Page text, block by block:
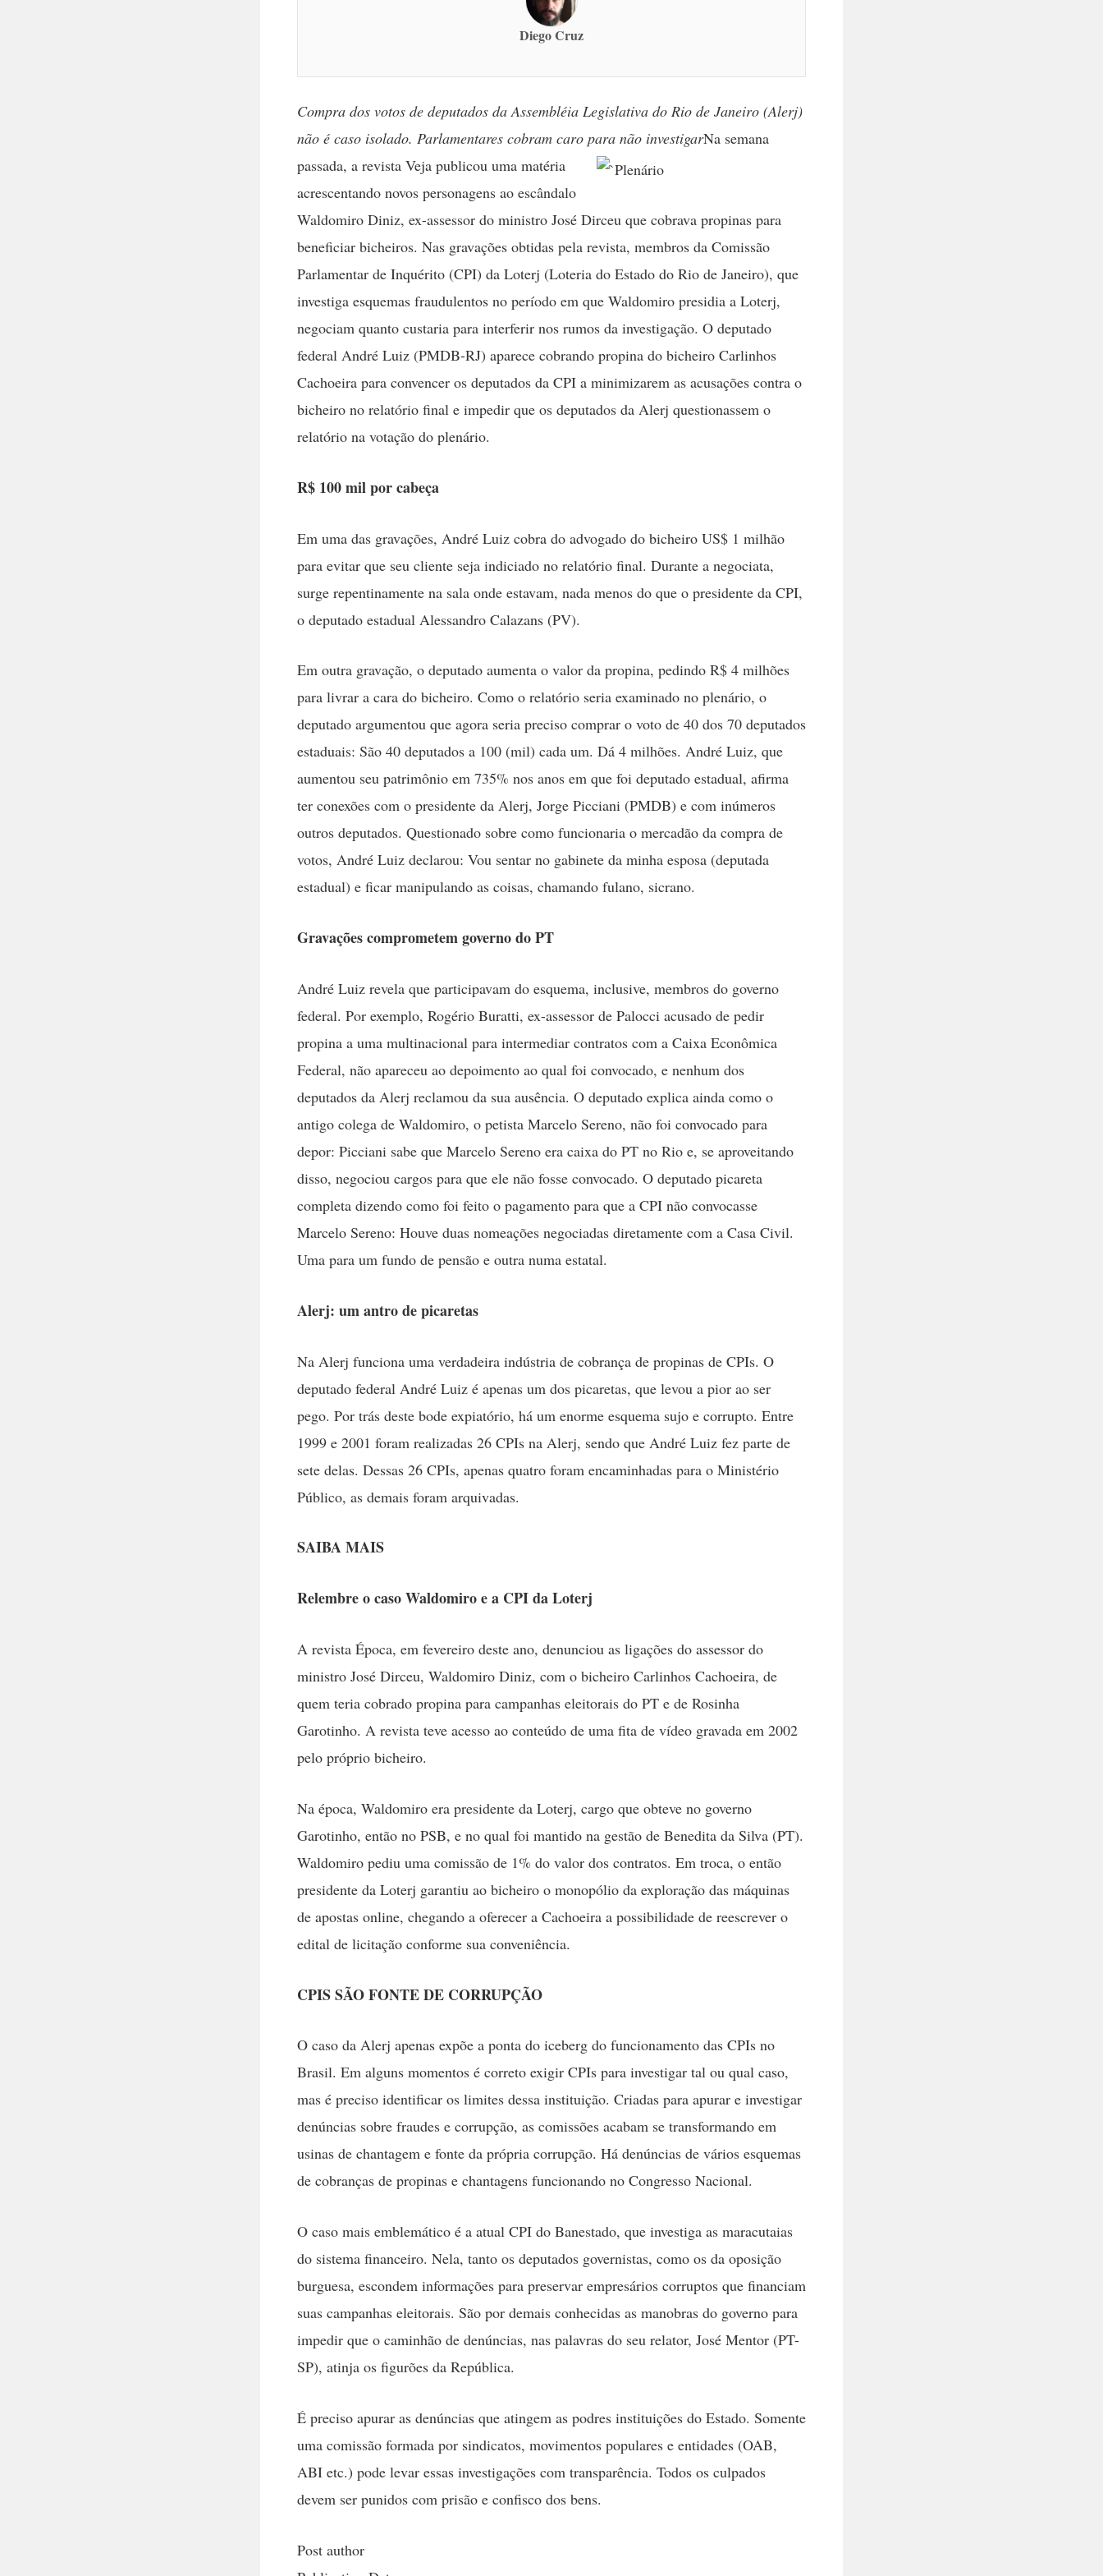
Diego Cruz
Compra dos votos de deputados da Assembléia Legislativa do Rio de Janeiro (Alerj)
não é caso isolado. Parlamentares cobram caro para não investigarNa semana
passada, a revista Veja publicou uma matéria
acrescentando novos personagens ao escândalo
Waldomiro Diniz, ex-assessor do ministro José Dirceu que cobrava propinas para
beneficiar bicheiros. Nas gravações obtidas pela revista, membros da Comissão
Parlamentar de Inquérito (CPI) da Loterj (Loteria do Estado do Rio de Janeiro), que
investiga esquemas fraudulentos no período em que Waldomiro presidia a Loterj,
negociam quanto custaria para interferir nos rumos da investigação. O deputado
federal André Luiz (PMDB-RJ) aparece cobrando propina do bicheiro Carlinhos
Cachoeira para convencer os deputados da CPI a minimizarem as acusações contra o
bicheiro no relatório final e impedir que os deputados da Alerj questionassem o
relatório na votação do plenário.
R$ 100 mil por cabeça
Em uma das gravações, André Luiz cobra do advogado do bicheiro US$ 1 milhão
para evitar que seu cliente seja indiciado no relatório final. Durante a negociata,
surge repentinamente na sala onde estavam, nada menos do que o presidente da CPI,
o deputado estadual Alessandro Calazans (PV).
Em outra gravação, o deputado aumenta o valor da propina, pedindo R$ 4 milhões
para livrar a cara do bicheiro. Como o relatório seria examinado no plenário, o
deputado argumentou que agora seria preciso comprar o voto de 40 dos 70 deputados
estaduais: São 40 deputados a 100 (mil) cada um. Dá 4 milhões. André Luiz, que
aumentou seu patrimônio em 735% nos anos em que foi deputado estadual, afirma
ter conexões com o presidente da Alerj, Jorge Picciani (PMDB) e com inúmeros
outros deputados. Questionado sobre como funcionaria o mercadão da compra de
votos, André Luiz declarou: Vou sentar no gabinete da minha esposa (deputada
estadual) e ficar manipulando as coisas, chamando fulano, sicrano.
Gravações comprometem governo do PT
André Luiz revela que participavam do esquema, inclusive, membros do governo
federal. Por exemplo, Rogério Buratti, ex-assessor de Palocci acusado de pedir
propina a uma multinacional para intermediar contratos com a Caixa Econômica
Federal, não apareceu ao depoimento ao qual foi convocado, e nenhum dos
deputados da Alerj reclamou da sua ausência. O deputado explica ainda como o
antigo colega de Waldomiro, o petista Marcelo Sereno, não foi convocado para
depor: Picciani sabe que Marcelo Sereno era caixa do PT no Rio e, se aproveitando
disso, negociou cargos para que ele não fosse convocado. O deputado picareta
completa dizendo como foi feito o pagamento para que a CPI não convocasse
Marcelo Sereno: Houve duas nomeações negociadas diretamente com a Casa Civil.
Uma para um fundo de pensão e outra numa estatal.
Alerj: um antro de picaretas
Na Alerj funciona uma verdadeira indústria de cobrança de propinas de CPIs. O
deputado federal André Luiz é apenas um dos picaretas, que levou a pior ao ser
pego. Por trás deste bode expiatório, há um enorme esquema sujo e corrupto. Entre
1999 e 2001 foram realizadas 26 CPIs na Alerj, sendo que André Luiz fez parte de
sete delas. Dessas 26 CPIs, apenas quatro foram encaminhadas para o Ministério
Público, as demais foram arquivadas.
SAIBA MAIS
Relembre o caso Waldomiro e a CPI da Loterj
A revista Época, em fevereiro deste ano, denunciou as ligações do assessor do
ministro José Dirceu, Waldomiro Diniz, com o bicheiro Carlinhos Cachoeira, de
quem teria cobrado propina para campanhas eleitorais do PT e de Rosinha
Garotinho. A revista teve acesso ao conteúdo de uma fita de vídeo gravada em 2002
pelo próprio bicheiro.
Na época, Waldomiro era presidente da Loterj, cargo que obteve no governo
Garotinho, então no PSB, e no qual foi mantido na gestão de Benedita da Silva (PT).
Waldomiro pediu uma comissão de 1% do valor dos contratos. Em troca, o então
presidente da Loterj garantiu ao bicheiro o monopólio da exploração das máquinas
de apostas online, chegando a oferecer a Cachoeira a possibilidade de reescrever o
edital de licitação conforme sua conveniência.
CPIS SÃO FONTE DE CORRUPÇÃO
O caso da Alerj apenas expõe a ponta do iceberg do funcionamento das CPIs no
Brasil. Em alguns momentos é correto exigir CPIs para investigar tal ou qual caso,
mas é preciso identificar os limites dessa instituição. Criadas para apurar e investigar
denúncias sobre fraudes e corrupção, as comissões acabam se transformando em
usinas de chantagem e fonte da própria corrupção. Há denúncias de vários esquemas
de cobranças de propinas e chantagens funcionando no Congresso Nacional.
O caso mais emblemático é a atual CPI do Banestado, que investiga as maracutaias
do sistema financeiro. Nela, tanto os deputados governistas, como os da oposição
burguesa, escondem informações para preservar empresários corruptos que financiam
suas campanhas eleitorais. São por demais conhecidas as manobras do governo para
impedir que o caminhão de denúncias, nas palavras do seu relator, José Mentor (PT-
SP), atinja os figurões da República.
É preciso apurar as denúncias que atingem as podres instituições do Estado. Somente
uma comissão formada por sindicatos, movimentos populares e entidades (OAB,
ABI etc.) pode levar essas investigações com transparência. Todos os culpados
devem ser punidos com prisão e confisco dos bens.
Post author